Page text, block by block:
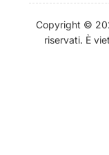
Copyright ©
riservati. È